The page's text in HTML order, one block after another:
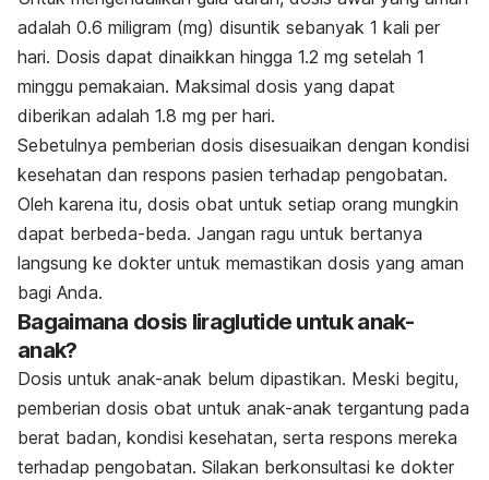
adalah 0.6 miligram (mg) disuntik sebanyak 1 kali per
hari. Dosis dapat dinaikkan hingga 1.2 mg setelah 1
minggu pemakaian. Maksimal dosis yang dapat
diberikan adalah 1.8 mg per hari.
Sebetulnya pemberian dosis disesuaikan dengan kondisi
kesehatan dan respons pasien terhadap pengobatan.
Oleh karena itu, dosis obat untuk setiap orang mungkin
dapat berbeda-beda. Jangan ragu untuk bertanya
langsung ke dokter untuk memastikan dosis yang aman
bagi Anda.
Bagaimana dosis liraglutide untuk anak-
anak?
Dosis untuk anak-anak belum dipastikan. Meski begitu,
pemberian dosis obat untuk anak-anak tergantung pada
berat badan, kondisi kesehatan, serta respons mereka
terhadap pengobatan. Silakan berkonsultasi ke dokter